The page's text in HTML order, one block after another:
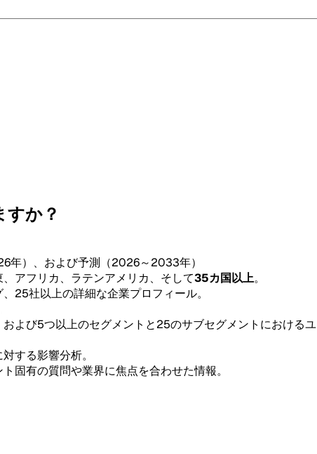
か？
）、および予測（2026～2033年）
アフリカ、ラテンアメリカ、そして35カ国以上。
25社以上の詳細な企業プロフィール。
よび5つ以上のセグメントと25のサブセグメントにおけるユ
する影響分析。
固有の質問や業界に焦点を合わせた情報。